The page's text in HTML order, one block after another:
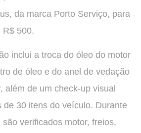
da marca Porto Serviço, para
R$ 500.
inclui a troca do óleo do motor
de óleo e do anel de vedação
além de um check-up visual
de 30 itens do veículo. Durante
verificados motor, freios,